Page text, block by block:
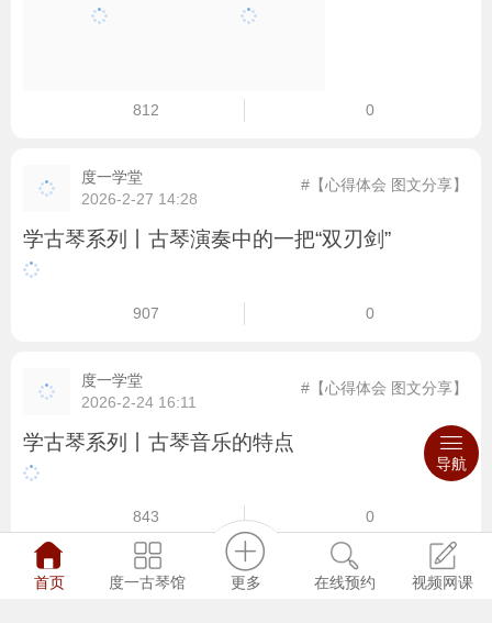
812 0
度一学堂
2026-2-27 14:28
#【心得体会 图文分享】
学古琴系列丨古琴演奏中的一把“双刃剑”
907 0
度一学堂
2026-2-24 16:11
#【心得体会 图文分享】
学古琴系列丨古琴音乐的特点
843 0
已经到底了
首页 度一古琴馆 更多 在线预约 视频网课
导航